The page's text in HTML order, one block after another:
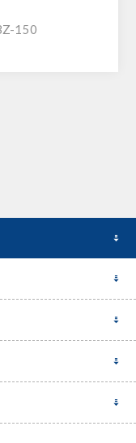
150